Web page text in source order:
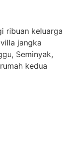
ribuan keluarga
jangka
Seminyak,
kedua